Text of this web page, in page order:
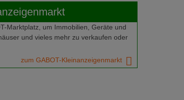
Marktplatz, um Immobilien, Geräte und
und vieles mehr zu verkaufen oder
zum GABOT-Kleinanzeigenmarkt